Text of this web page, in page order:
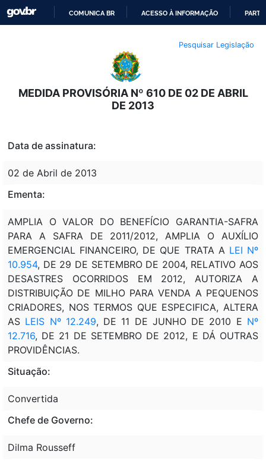
O
CONTEÚDO
COMUNICA BR ACESSO À INFORMAÇÃO
Pesquisar Legislação
MEDIDA PROVISÓRIA Nº 610 DE 02 DE ABRIL
DE 2013
Data de assinatura:
02 de Abril de 2013
Ementa:
AMPLIA O VALOR DO BENEFÍCIO GARANTIA-SAFRA
PARA A SAFRA DE 2011/2012, AMPLIA O AUXÍLIO
EMERGENCIAL FINANCEIRO, DE QUE TRATA A LEI Nº
10.954, DE 29 DE SETEMBRO DE 2004, RELATIVO AOS
DESASTRES OCORRIDOS EM 2012, AUTORIZA A
DISTRIBUIÇÃO DE MILHO PARA VENDA A PEQUENOS
CRIADORES, NOS TERMOS QUE ESPECIFICA, ALTERA
AS LEIS Nº 12.249, DE 11 DE JUNHO DE 2010 E Nº
12.716, DE 21 DE SETEMBRO DE 2012, E DÁ OUTRAS
PROVIDÊNCIAS.
Situação:
Convertida
Chefe de Governo:
Dilma Rousseff